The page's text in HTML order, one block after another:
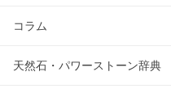
コラム
天然石・パワーストーン辞典